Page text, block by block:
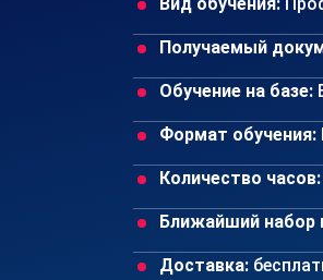
Получаемый
Обучение на базе:
Формат обучения:
Количество часов:
Ближайший набор
Доставка: